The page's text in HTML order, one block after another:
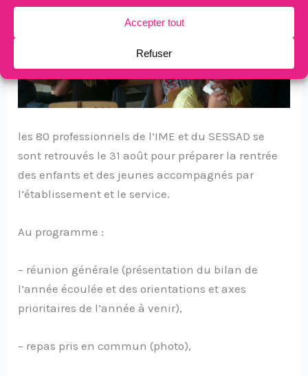
les 80 professionnels de l’IME et du SESSAD se
sont retrouvés le 31 août pour préparer la rentrée
des enfants et des jeunes accompagnés par
l’établissement et le service.
Au programme :
– réunion générale (présentation du bilan de
l’année écoulée et des orientations et axes
prioritaires de l’année à venir),
– repas pris en commun (photo),